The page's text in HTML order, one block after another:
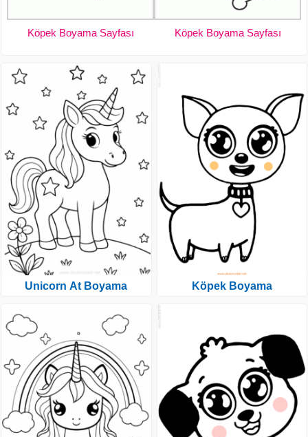
Köpek Boyama Sayfası Köpek Boyama Sayfası
Unicorn At Boyama Köpek Boyama